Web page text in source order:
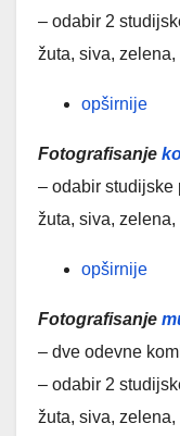
– odabir 2
žuta, siva,
opširnije
Fotografisanje
– odabir studijske
žuta, siva,
opširnije
Fotografisanje
– dve odevne
– odabir 2
žuta, siva,